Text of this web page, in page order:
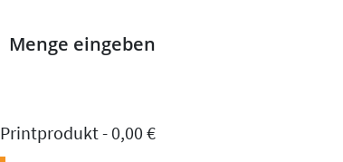
Printprodukt - 0,00 €
Menge eingeben